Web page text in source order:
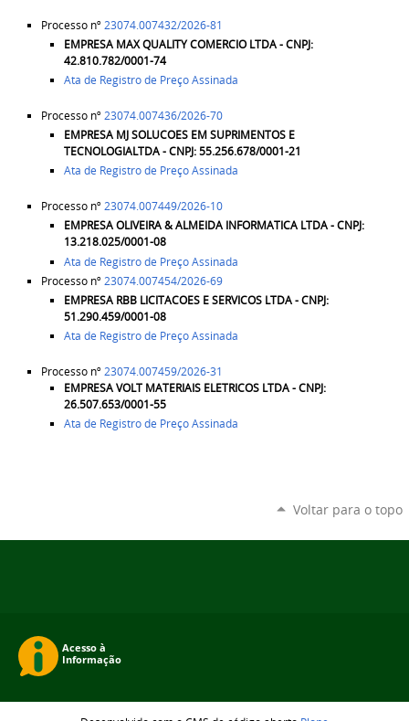
Processo nº 23074.007432/2026-81
EMPRESA MAX QUALITY COMERCIO LTDA - CNPJ:
42.810.782/0001-74
Ata de Registro de Preço Assinada
Processo nº 23074.007436/2026-70
EMPRESA MJ SOLUCOES EM SUPRIMENTOS E
TECNOLOGIALTDA - CNPJ: 55.256.678/0001-21
Ata de Registro de Preço Assinada
Processo nº 23074.007449/2026-10
EMPRESAOLIVEIRA & ALMEIDA INFORMATICA LTDA - CNPJ:
13.218.025/0001-08
Ata de Registro de Preço Assinada
Processo nº 23074.007454/2026-69
EMPRESA RBB LICITACOES E SERVICOS LTDA - CNPJ:
51.290.459/0001-08
Ata de Registro de Preço Assinada
Processo nº 23074.007459/2026-31
EMPRESAVOLT MATERIAIS ELETRICOS LTDA - CNPJ:
26.507.653/0001-55
Ata de Registro de Preço Assinada
Voltar para o topo